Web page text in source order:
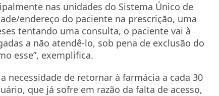
nas unidades do Sistema Único de
endereço do paciente na prescrição, uma
tentando uma consulta, o paciente vai à
a não atendê-lo, sob pena de exclusão do
esse”, exemplifica.
necessidade de retornar à farmácia a cada 30
que já sofre em razão da falta de acesso,